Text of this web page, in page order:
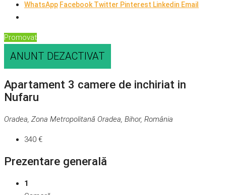
WhatsApp FacebookTwitter Pinterest Linkedin Email
Promovat
ANUNT DEZACTIVAT
Apartament 3 camere de inchiriat in
Nufaru
Oradea, Zona Metropolitană Oradea, Bihor, România
340 €
Prezentare generală
1